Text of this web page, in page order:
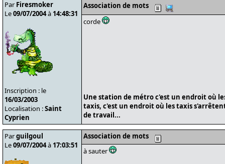
Par Firesmoker
Le09/07/2004à 14:48:31
Inscription : le
16/03/2003
Localisation :Saint
Cyprien
Association de mots
corde
Une station de métro c'est un endroit où
taxis, c'est un endroit où les taxis
de travail...
Parguilgoul
Le09/07/2004à 17:03:51
Association de mots
à sauter